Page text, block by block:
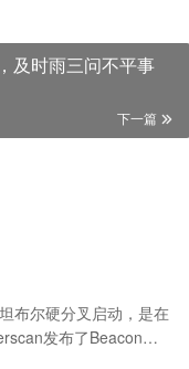
及时雨三问不平事
下一篇
布尔硬分叉启动，是在
发布了Beacon